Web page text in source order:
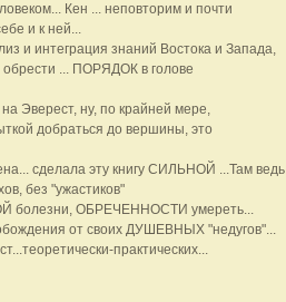
Кен ... неповторим и почти
и к ней...
и интеграция знаний Востока и Запада,
обрести ... ПОРЯДОК в голове
Эверест, ну, по крайней мере,
добраться до вершины, это
сделала эту книгу СИЛЬНОЙ ...Там ведь
без "ужастиков"
болезни, ОБРЕЧЕННОСТИ умереть...
от своих ДУШЕВНЫХ "недугов"...
практических...